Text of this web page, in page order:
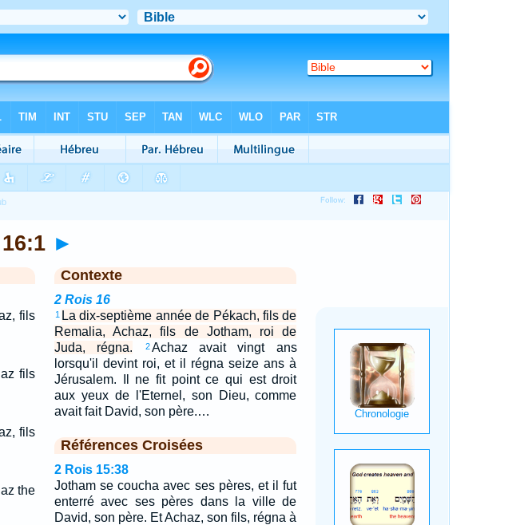
►
fils
fils
fils
the
Contexte
2 Rois 16
1 La dix-septième année de Pékach, fils de
Remalia, Achaz, fils de Jotham, roi de
Juda, régna.
2 Achaz avait vingt ans
lorsqu'il devint roi, et il régna seize ans à
Jérusalem. Il ne fit point ce qui est droit
aux yeux de l'Eternel, son Dieu, comme
avait fait David, son père.…
Références Croisées
2 Rois 15:38
Jotham se coucha avec ses pères, et il fut
enterré avec ses pères dans la ville de
David, son père. Et Achaz, son fils, régna à